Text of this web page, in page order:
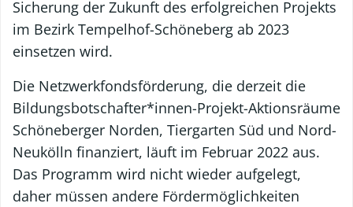
Sicherung der Zukunft des erfolgreichen Projekts
im Bezirk Tempelhof-Schöneberg ab 2023
einsetzen wird.
Die Netzwerkfondsförderung, die derzeit die
Bildungsbotschafter*innen-Projekt-Aktionsräume
Schöneberger Norden, Tiergarten Süd und Nord-
Neukölln finanziert, läuft im Februar 2022 aus.
Das Programm wird nicht wieder aufgelegt,
daher müssen andere Fördermöglichkeiten